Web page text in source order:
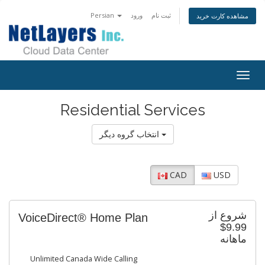
Persian ورود ثبت نام مشاهده کارت خرید
Residential Services
CAD USD
شروع از
$9.99
ماهانه
VoiceDirect® Home Plan
Unlimited Canada Wide Calling